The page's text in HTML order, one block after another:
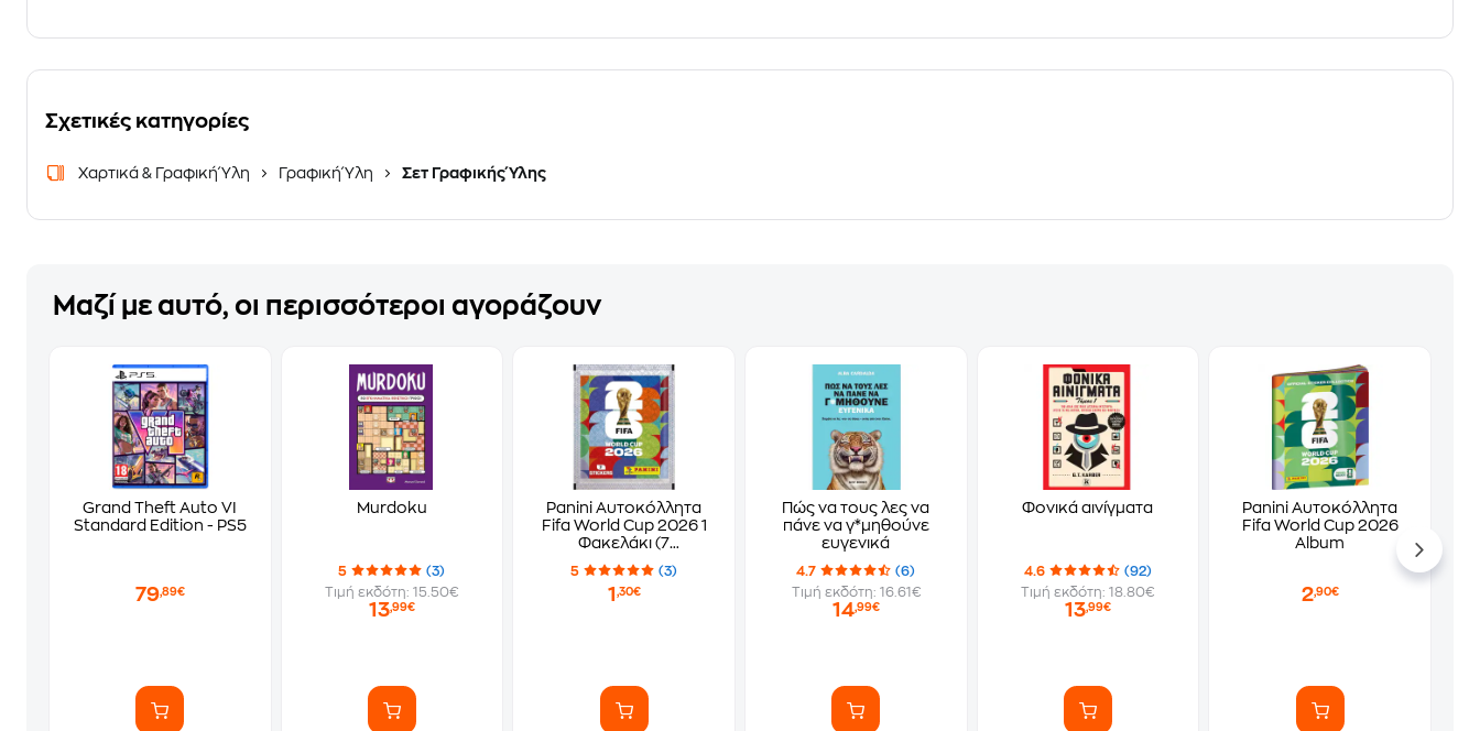
Σχετικές κατηγορίες
Χαρτικά & Γραφική Ύλη Γραφική Ύλη Σετ Γραφικής Ύλης
Μαζί με αυτό, οι περισσότεροι αγοράζουν
Grand Theft Auto VI
Standard Edition - PS5
79,89€
Murdoku
5
(3)
Τιμή εκδότη: 15.50€
13,99€
Panini Αυτοκόλλητα
Fifa World Cup 2026 1
Φακελάκι (7
Αυτοκόλλητα)
5 (3)
1 ,30€
Πώς να τους λες να
πάνε να γ*μηθούνε
ευγενικά
4.7
(6)
Τιμή εκδότη: 16.61€
14,99€
Φονικά αινίγματα
4.6
(92)
Τιμή εκδότη: 18.80€
13,99€
Panini Αυτοκόλλητα
Fifa World Cup 2026
Album
2,90€